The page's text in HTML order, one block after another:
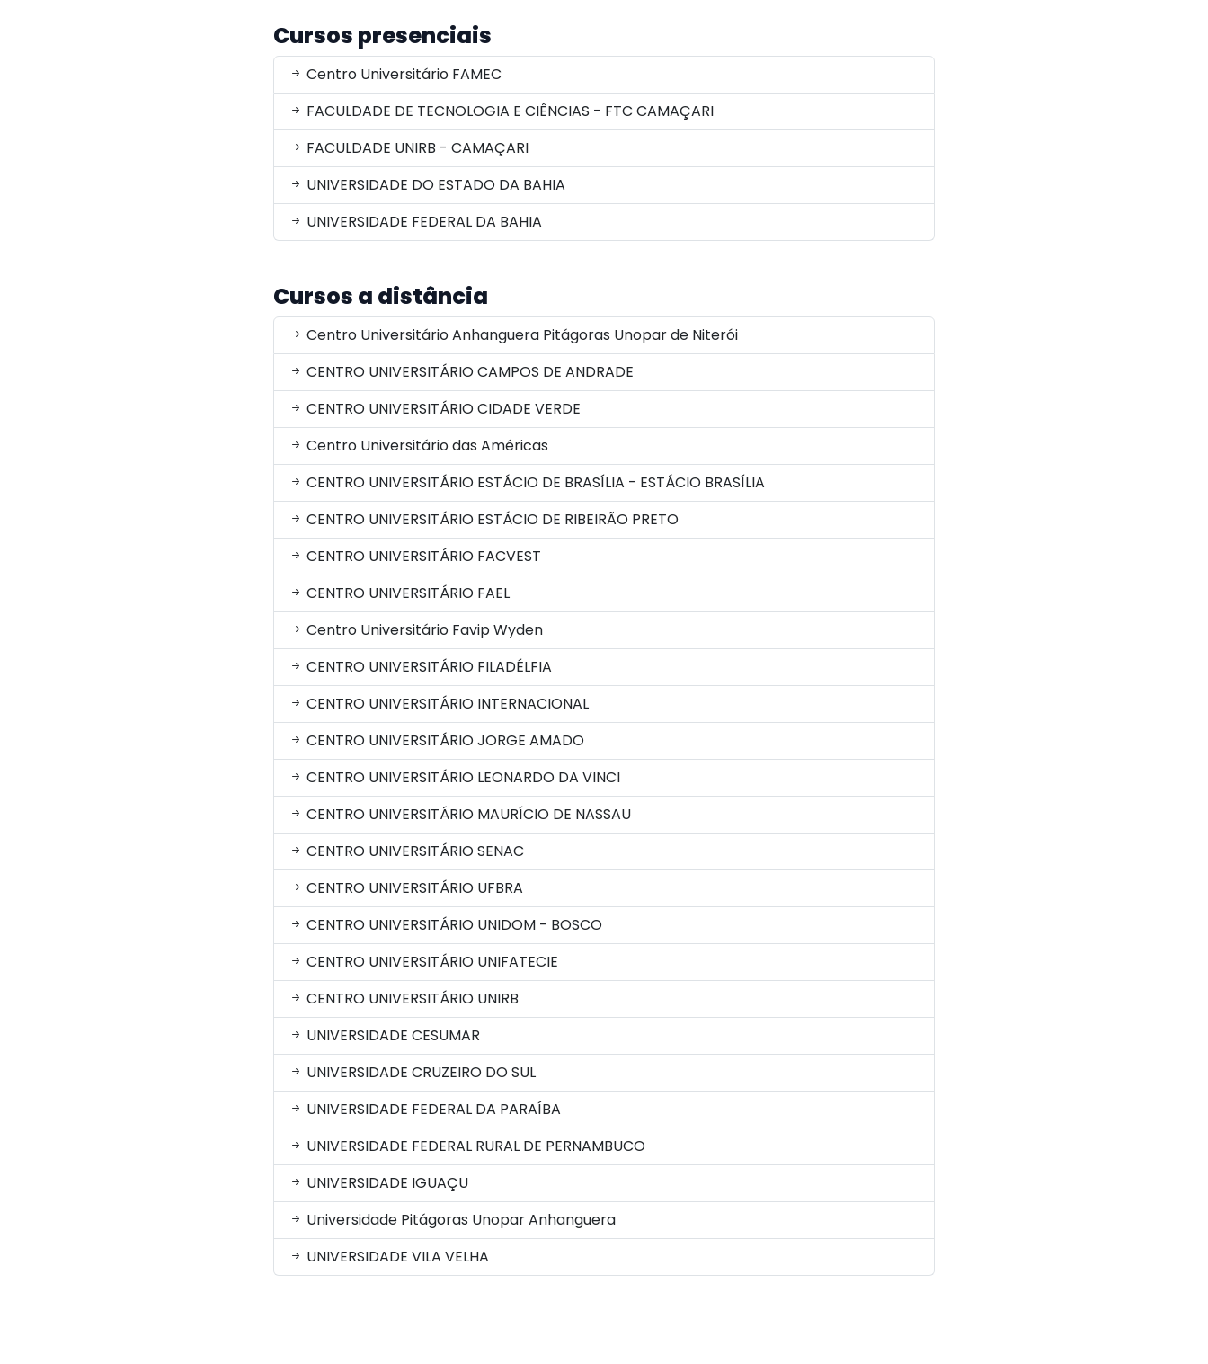
Cursos presenciais
Centro Universitário FAMEC
FACULDADE DE TECNOLOGIA E CIÊNCIAS - FTC CAMAÇARI
FACULDADE UNIRB - CAMAÇARI
UNIVERSIDADE DO ESTADO DA BAHIA
UNIVERSIDADE FEDERAL DA BAHIA
Cursos a distância
Centro Universitário Anhanguera Pitágoras Unopar de Niterói
CENTRO UNIVERSITÁRIO CAMPOS DE ANDRADE
CENTRO UNIVERSITÁRIO CIDADE VERDE
Centro Universitário das Américas
CENTRO UNIVERSITÁRIO ESTÁCIO DE BRASÍLIA - ESTÁCIO BRASÍLIA
CENTRO UNIVERSITÁRIO ESTÁCIO DE RIBEIRÃO PRETO
CENTRO UNIVERSITÁRIO FACVEST
CENTRO UNIVERSITÁRIO FAEL
Centro Universitário Favip Wyden
CENTRO UNIVERSITÁRIO FILADÉLFIA
CENTRO UNIVERSITÁRIO INTERNACIONAL
CENTRO UNIVERSITÁRIO JORGE AMADO
CENTRO UNIVERSITÁRIO LEONARDO DA VINCI
CENTRO UNIVERSITÁRIO MAURÍCIO DE NASSAU
CENTRO UNIVERSITÁRIO SENAC
CENTRO UNIVERSITÁRIO UFBRA
CENTRO UNIVERSITÁRIO UNIDOM - BOSCO
CENTRO UNIVERSITÁRIO UNIFATECIE
CENTRO UNIVERSITÁRIO UNIRB
UNIVERSIDADE CESUMAR
UNIVERSIDADE CRUZEIRO DO SUL
UNIVERSIDADE FEDERAL DA PARAÍBA
UNIVERSIDADE FEDERAL RURAL DE PERNAMBUCO
UNIVERSIDADE IGUAÇU
Universidade Pitágoras Unopar Anhanguera
UNIVERSIDADE VILA VELHA